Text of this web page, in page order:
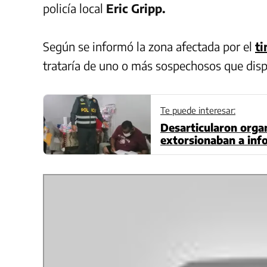
policía local Eric Gripp.
Según se informó la zona afectada por el
trataría de uno o más sospechosos que
Te puede interesar:
Desarticularon
extorsionaban a